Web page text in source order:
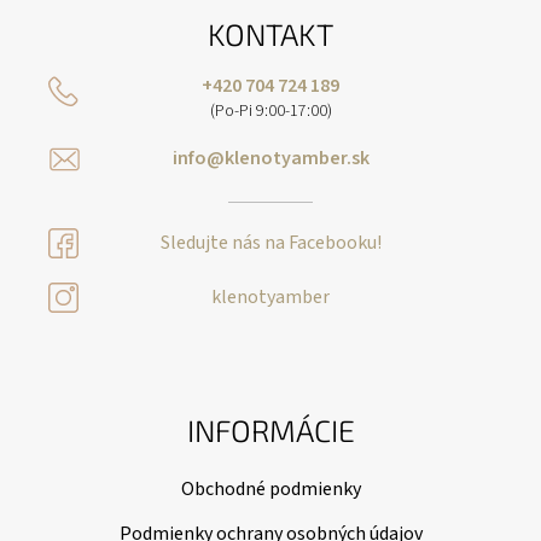
KONTAKT
+420 704 724 189
(Po-Pi 9:00-17:00)
info@klenotyamber.sk
Sledujte nás na Facebooku!
klenotyamber
INFORMÁCIE
Obchodné podmienky
Podmienky ochrany osobných údajov